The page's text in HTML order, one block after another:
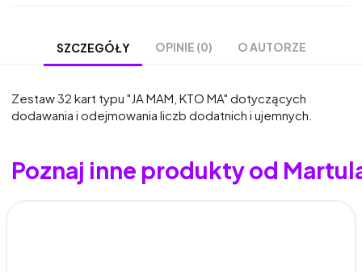
SZCZEGÓŁY OPINIE (0) O AUTORZE
Zestaw 32 kart typu "JA MAM, KTO MA" dotyczących
dodawania i odejmowania liczb dodatnich i ujemnych.
Poznaj inne produkty od